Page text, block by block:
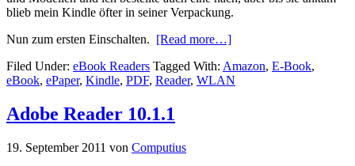
blieb mein Kindle öfter in seiner Verpackung.
Nun zum ersten Einschalten. [Read more…]
Filed Under: eBook Readers Tagged With: Amazon, E-Book,
eBook, ePaper, Kindle, PDF, Reader, WLAN
Adobe Reader 10.1.1
19. September 2011 von Computius